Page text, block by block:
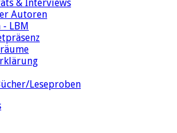
& Interviews
Autoren
LBM
Leseproben